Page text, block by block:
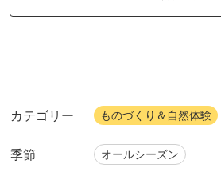
カテゴリー ものづくり＆自然体験
季節 オールシーズン